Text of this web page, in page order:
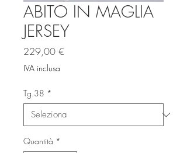
ABITO IN MAGLIA
JERSEY
229,00 €
IVA inclusa
Tg.38 *
Quantità *